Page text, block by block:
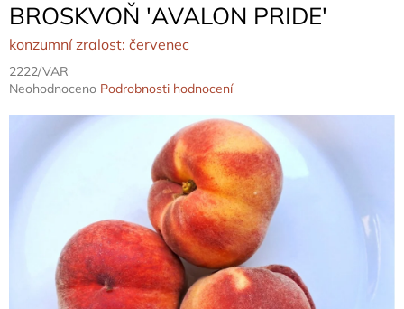
BROSKVOŇ 'AVALON PRIDE'
konzumní zralost: červenec
2222/VAR
Průměrné
Neohodnoceno Podrobnosti hodnocení